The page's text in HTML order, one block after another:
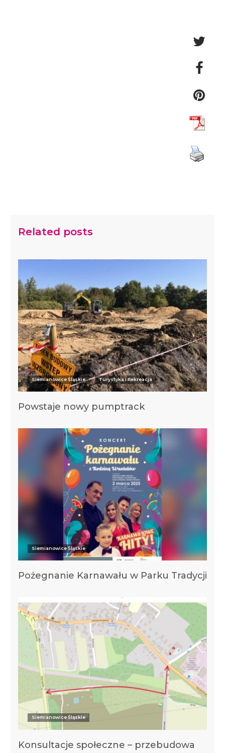
Related posts
Siemianowice Śląskie Turystyka i Rekreacja
Powstaje nowy pumptrack
Siemianowice Śląskie
Pożegnanie Karnawału w Parku Tradycji
Siemianowice Śląskie
Konsultacje społeczne – przebudowa